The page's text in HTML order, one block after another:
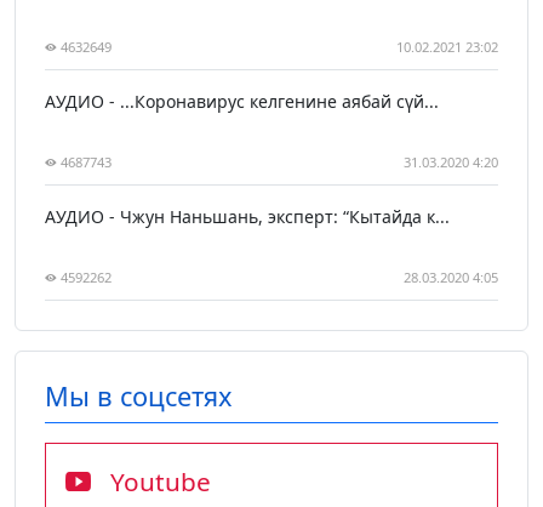
4632649 10.02.2021 23:02
АУДИО - ...Коронавирус келгенине аябай сүй...
4687743 31.03.2020 4:20
АУДИО - Чжун Наньшань, эксперт: “Кытайда к...
4592262 28.03.2020 4:05
Мы в соцсетях
Youtube